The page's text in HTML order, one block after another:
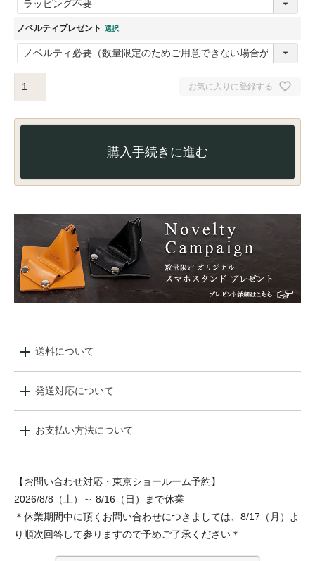
ノベルティプレゼント
お気に入りに登録する
購入手続きに進む
送料について
発送対応について
お支払い方法について
【お問い合わせ対応・東京ショールーム予約】
2026/8/8（土）～ 8/16（日）まで休業
＊休業期間中に頂くお問い合わせにつきましては、8/17（月）よ
り順次回答して参りますので予めご了承ください＊